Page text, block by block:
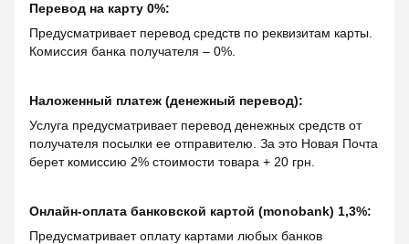
Перевод на карту 0%:
Предусматривает перевод средств по реквизитам карты.
Комиссия банка получателя – 0%.
Наложенный платеж (денежный перевод):
Услуга предусматривает перевод денежных средств от
получателя посылки ее отправителю. За это Новая Почта
берет комиссию 2% стоимости товара + 20 грн.
Онлайн-оплата банковской картой (monobank) 1,3%:
Предусматривает оплату картами любых банков